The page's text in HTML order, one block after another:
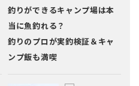
釣りができるキャンプ場は本
当に魚釣れる？
釣りのプロが実釣検証＆キャ
ンプ飯も満喫